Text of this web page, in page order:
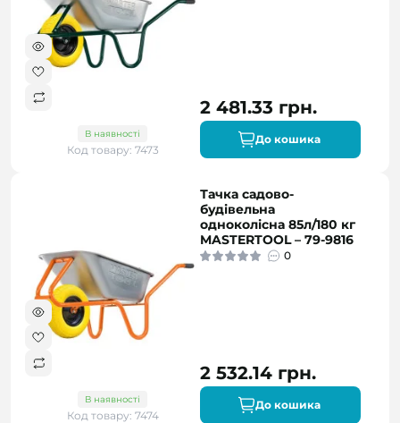
В наявності
Код товару: 7473
2 481.33 грн.
До кошика
В наявності
Код товару: 7474
Тачка садово-
будівельна
одноколісна 85л/180 кг
MASTERTOOL – 79-9816
0
2 532.14 грн.
До кошика